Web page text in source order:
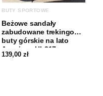
BUTY SPORTOWE
Beżowe sandały
zabudowane trekingowe
buty górskie na lato
American HL217
139,00zł